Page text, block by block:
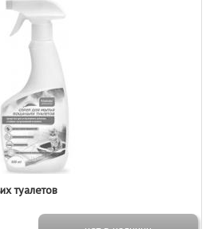
туалетов